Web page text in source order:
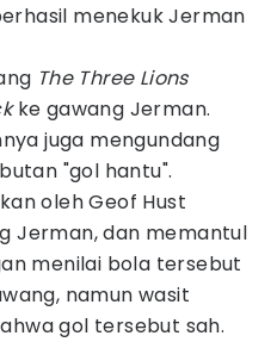
menekuk Jerman
The Three Lions
ke gawang Jerman.
juga mengundang
"gol hantu".
oleh Geof Hust
Jerman, dan memantul
menilai bola tersebut
namun wasit
gol tersebut sah.